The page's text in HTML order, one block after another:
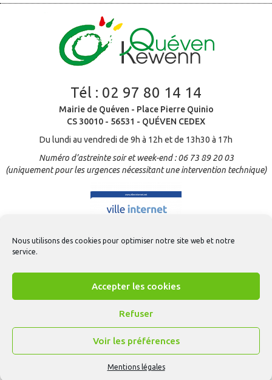
Nous utilisons des cookies pour optimiser notre site web et notre
service.
Accepter les cookies
Refuser
Voir les préférences
Mentions légales
Tél : 02 97 80 14 14
Mairie de Quéven - Place Pierre Quinio
CS 30010 - 56531 - QUÉVEN CEDEX
Du lundi au vendredi de 9h à 12h et de 13h30 à 17h
Numéro d’astreinte soir et week-end : 06 73 89 20 03
(uniquement pour les urgences nécessitant une intervention technique)
Contact-Mentions légales-Gestion des cookies-CGU Appli Quéven-
Accessibilité- © CréationARTGO média